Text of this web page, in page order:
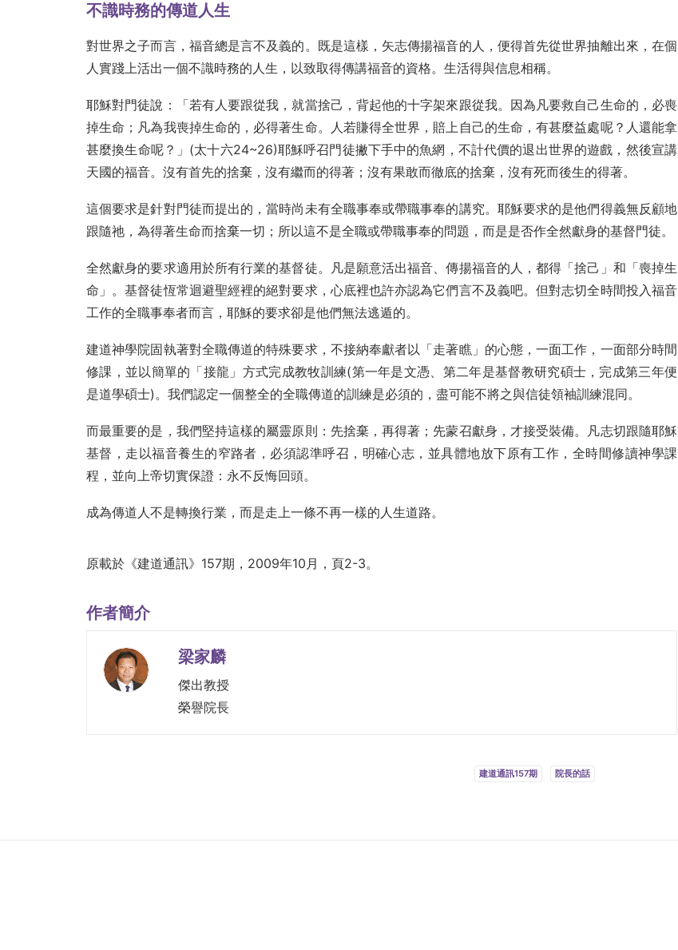
不識時務的傳道人生
對世界之子而言，福音總是言不及義的。既是這樣，矢志傳揚福音的人，便得首先從世界抽離出來，在個
人實踐上活出一個不識時務的人生，以致取得傳講福音的資格。生活得與信息相稱。
耶穌對門徒說：「若有人要跟從我，就當捨己，背起他的十字架來跟從我。因為凡要救自己生命的，必喪
掉生命；凡為我喪掉生命的，必得著生命。人若賺得全世界，賠上自己的生命，有甚麼益處呢？人還能拿
甚麼換生命呢？」(太十六24~26)耶穌呼召門徒撇下手中的魚網，不計代價的退出世界的遊戲，然後宣講
天國的福音。沒有首先的捨棄，沒有繼而的得著；沒有果敢而徹底的捨棄，沒有死而後生的得著。
這個要求是針對門徒而提出的，當時尚未有全職事奉或帶職事奉的講究。耶穌要求的是他們得義無反顧地
跟隨祂，為得著生命而捨棄一切；所以這不是全職或帶職事奉的問題，而是是否作全然獻身的基督門徒。
全然獻身的要求適用於所有行業的基督徒。凡是願意活出福音、傳揚福音的人，都得「捨己」和「喪掉生
命」。基督徒恆常迴避聖經裡的絕對要求，心底裡也許亦認為它們言不及義吧。但對志切全時間投入福音
工作的全職事奉者而言，耶穌的要求卻是他們無法逃遁的。
建道神學院固執著對全職傳道的特殊要求，不接納奉獻者以「走著瞧」的心態，一面工作，一面部分時間
修課，並以簡單的「接龍」方式完成教牧訓練(第一年是文憑、第二年是基督教研究碩士，完成第三年便
是道學碩士)。我們認定一個整全的全職傳道的訓練是必須的，盡可能不將之與信徒領袖訓練混同。
而最重要的是，我們堅持這樣的屬靈原則：先捨棄，再得著；先蒙召獻身，才接受裝備。凡志切跟隨耶穌
基督，走以福音養生的窄路者，必須認準呼召，明確心志，並具體地放下原有工作，全時間修讀神學課
程，並向上帝切實保證：永不反悔回頭。
成為傳道人不是轉換行業，而是走上一條不再一樣的人生道路。
原載於《建道通訊》157期，2009年10月，頁2-3。
作者簡介
梁家麟
傑出教授
榮譽院長
建道通訊157期 院長的話